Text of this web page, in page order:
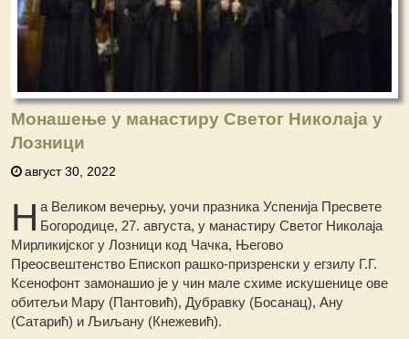
Монашење у манастиру Светог Николаја у
Лозници
август 30, 2022
Н а Великом вечерњу, уочи празника Успенија Пресвете
Богородице, 27. августа, у манастиру Светог Николаја
Мирликијског у Лозници код Чачка, Његово
Преосвештенство Епископ рашко-призренски у егзилу Г.Г.
Ксенофонт замонашио је у чин мале схиме искушенице ове
обитељи Мару (Пантовић), Дубравку (Босанац), Ану
(Сатарић) и Љиљану (Кнежевић).